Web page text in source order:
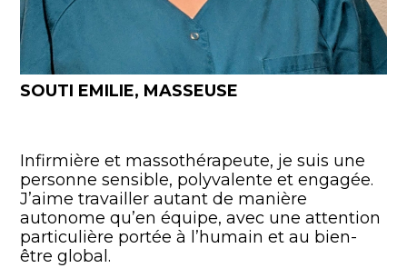
SOUTI EMILIE, MASSEUSE
Infirmière et massothérapeute, je suis une
personne sensible, polyvalente et engagée.
J’aime travailler autant de manière
autonome qu’en équipe, avec une attention
particulière portée à l’humain et au bien-
être global.